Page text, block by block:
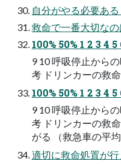
自分がやる必要あ
救命で一番大切な
100% 50% 1 2 3 4 5
9 10 呼吸停止から
考 ドリンカーの救命
100% 50% 1 2 3 4 5
9 10 呼吸停止から
考 ドリンカーの救
がる （救急車の平
適切に救命処置が行